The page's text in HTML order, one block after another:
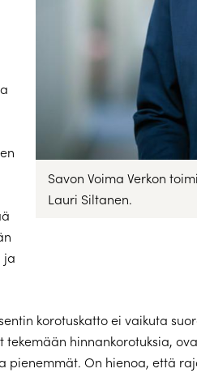
Savon Voima Verkon
Lauri Siltanen.
ja
korotuskatto ei vaikuta
hinnankorotuksia,
pienemmät. On hienoa, että